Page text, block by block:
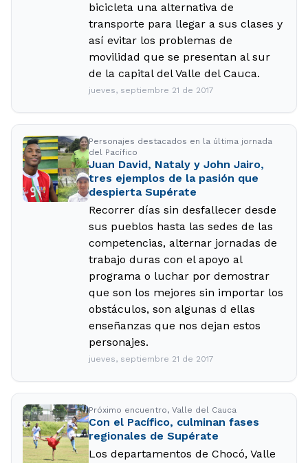
bicicleta una alternativa de
transporte para llegar a sus clases y
así evitar los problemas de
movilidad que se presentan al sur
de la capital del Valle del Cauca.
jueves, septiembre 21 de 2017
Personajes destacados en la última jornada
del Pacífico
Juan David, Nataly y John Jairo,
tres ejemplos de la pasión que
despierta Supérate
Recorrer días sin desfallecer desde
sus pueblos hasta las sedes de las
competencias, alternar jornadas de
trabajo duras con el apoyo al
programa o luchar por demostrar
que son los mejores sin importar los
obstáculos, son algunas d ellas
enseñanzas que nos dejan estos
personajes.
jueves, septiembre 21 de 2017
Próximo encuentro, Valle del Cauca
Con el Pacífico, culminan fases
regionales de Supérate
Los departamentos de Chocó, Valle